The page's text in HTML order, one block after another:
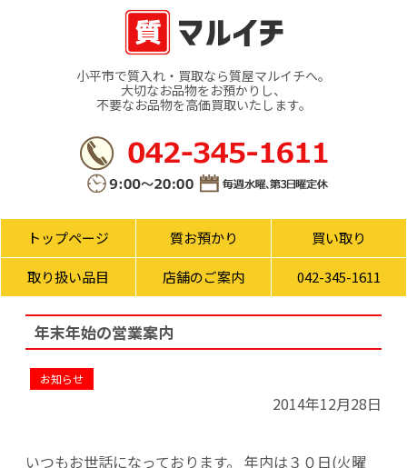
小平市で質入れ・買取なら質屋マルイチへ。
大切なお品物をお預かりし、
不要なお品物を高価買取いたします。
トップページ 質お預かり 買い取り
取り扱い品目 店舗のご案内 042-345-1611
年末年始の営業案内
お知らせ
2014年12月28日
いつもお世話になっております。 年内は３０日(火曜